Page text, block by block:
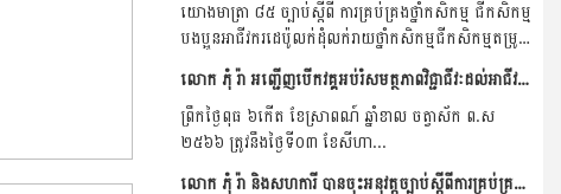
យោងមាត្រា ៨៥ ច្បាប់ស្តីពី ការគ្រប់គ្រងថ្នាំកសិកម្ម ជីកសិកម្ម
បងប្អូនអាជីវករដេប៉ូលក់ដុំលក់រាយថ្នាំកសិកម្មជីកសិកម្មតម្រូវ
ឲ្យសិក្សាឆ្លងកាត់វគ្គបណ្តុះបណ្តាលអប់រំសមត្ថភាពវិជ្ជាជីវ:ស្តីពី
នីតិវិធី...
លោក ភុំ រ៉ា អញ្ជើញបើកវគ្គអប់រំសមត្ថភាពវិជ្ជាជីវៈដល់អាជីវករ ដេប៉ូលក់ដុំ.លក់រាយ ថ្នាំកសិកម្ម និងជីកសិកម្មនៅមន្ទីរកសិកម្ម រុក្ខាប្រមាញ់និងនេសាទខេត្តកំពត ។
ព្រឹកថ្ងៃពុធ ៦កើត ខែស្រាពណ៍ ឆ្នាំខាល ចត្វាស័ក ព.ស
២៥៦៦ ត្រូវនឹងថ្ងៃទី០៣ ខែសីហា...
លោក ភុំ រ៉ា និងសហការី បានចុះអនុវត្តច្បាប់ស្តីពីការគ្រប់គ្រងថ្នាំកសិកម្ម និងជីកសិកម្ម នៅខេត្តកំពត និងខេត្តតាកែវ។